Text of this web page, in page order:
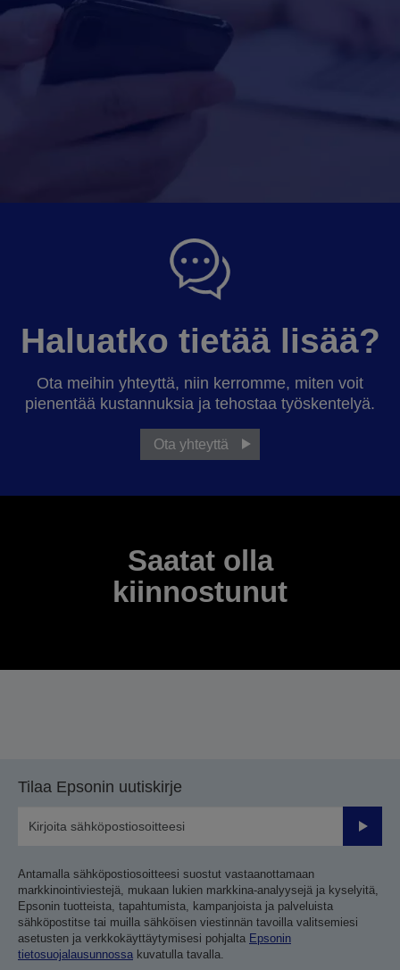
Haluatko tietää lisää?
Ota meihin yhteyttä, niin kerromme, miten voit
pienentää kustannuksia ja tehostaa työskentelyä.
Ota yhteyttä
Saatat olla
kiinnostunut
Tilaa Epsonin uutiskirje
Lähetä
Antamalla sähköpostiosoitteesi suostut vastaanottamaan
markkinointiviestejä, mukaan lukien markkina-analyysejä ja kyselyitä,
Epsonin tuotteista, tapahtumista, kampanjoista ja palveluista
sähköpostitse tai muilla sähköisen viestinnän tavoilla valitsemiesi
asetusten ja verkkokäyttäytymisesi pohjalta Epsonin
tietosuojalausunnossa kuvatulla tavalla.